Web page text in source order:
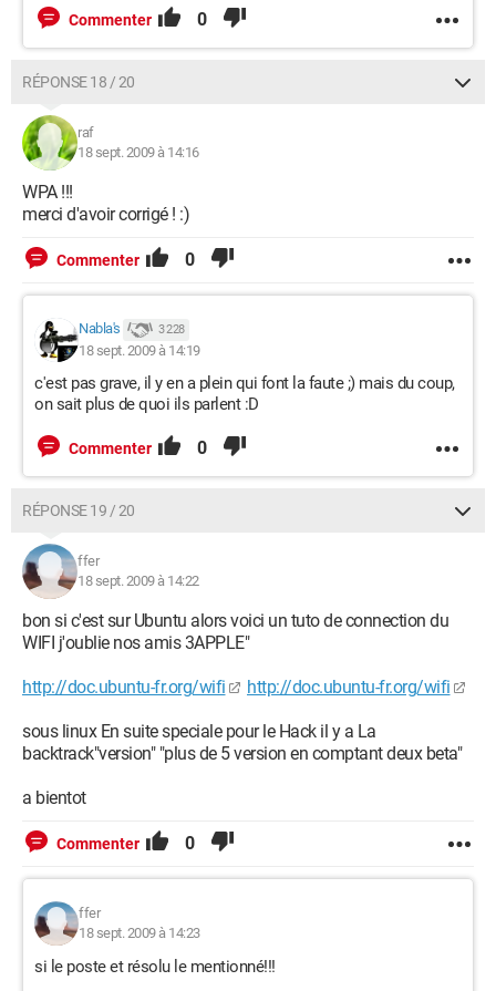
Commenter 0
RÉPONSE 18 / 20
raf
18 sept. 2009 à 14:16
WPA !!!
merci d'avoir corrigé ! :)
Commenter 0
Nabla's 3 228
18 sept. 2009 à 14:19
c'est pas grave, il y en a plein qui font la faute ;) mais du coup,
on sait plus de quoi ils parlent :D
Commenter 0
RÉPONSE 19 / 20
ffer
18 sept. 2009 à 14:22
bon si c'est sur Ubuntu alors voici un tuto de connection du
WIFI j'oublie nos amis 3APPLE"
http://doc.ubuntu-fr.org/wifi http://doc.ubuntu-fr.org/wifi
sous linux En suite speciale pour le Hack il y a La
backtrack"version" "plus de 5 version en comptant deux beta"
a bientot
Commenter 0
ffer
18 sept. 2009 à 14:23
si le poste et résolu le mentionné!!!